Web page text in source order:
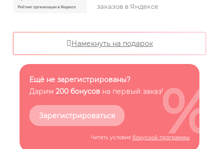
заказов в Яндексе
Намекнуть на подарок
Ещё не зарегистрированы?
Дарим 200 бонусов на первый заказ!
Зарегистрироваться
Читать условия бонусной программы
%